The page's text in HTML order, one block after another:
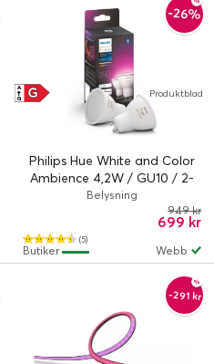
-26%
Philips Hue White and Color
Ambience 4,2W / GU10 / 2-
pack
Belysning
G
A
↑
G Produktblad
(5)
699 kr
949 kr
Webb
Butiker
-291 kr